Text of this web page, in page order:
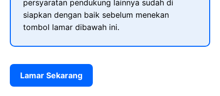
persyaratan pendukung lainnya sudah di
siapkan dengan baik sebelum menekan
tombol lamar dibawah ini.
Lamar Sekarang